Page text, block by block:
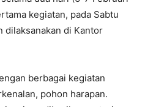
kegiatan, pada Sabtu
dilaksanakan di Kantor
berbagai kegiatan
pohon harapan.